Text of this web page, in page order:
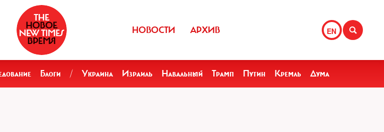
EN
НОВОСТИ АРХИВ
Блоги / Украина Израиль Навальный Трамп Путин Кремль Дума